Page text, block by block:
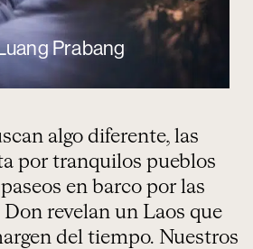
Prabang
algo diferente, las
por tranquilos pueblos
en barco por las
revelan un Laos que
del tiempo. Nuestros